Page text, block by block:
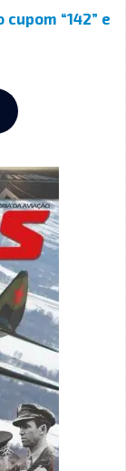
cupom “142” e